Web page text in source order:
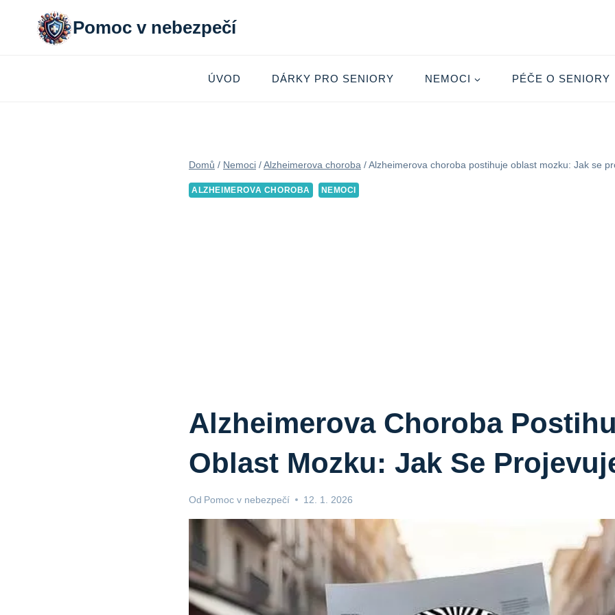
Pomoc v nebezpečí
ÚVOD DÁRKY PRO SENIORY NEMOCI PÉČE O SENIORY
Domů / Nemoci /Alzheimerova choroba /Alzheimerova choroba postihuje oblast mozku: Jak se
ALZHEIMEROVA CHOROBA NEMOCI
Alzheimerova Choroba
Oblast Mozku: Jak Se
Od Pomoc v nebezpečí 12. 1. 2026